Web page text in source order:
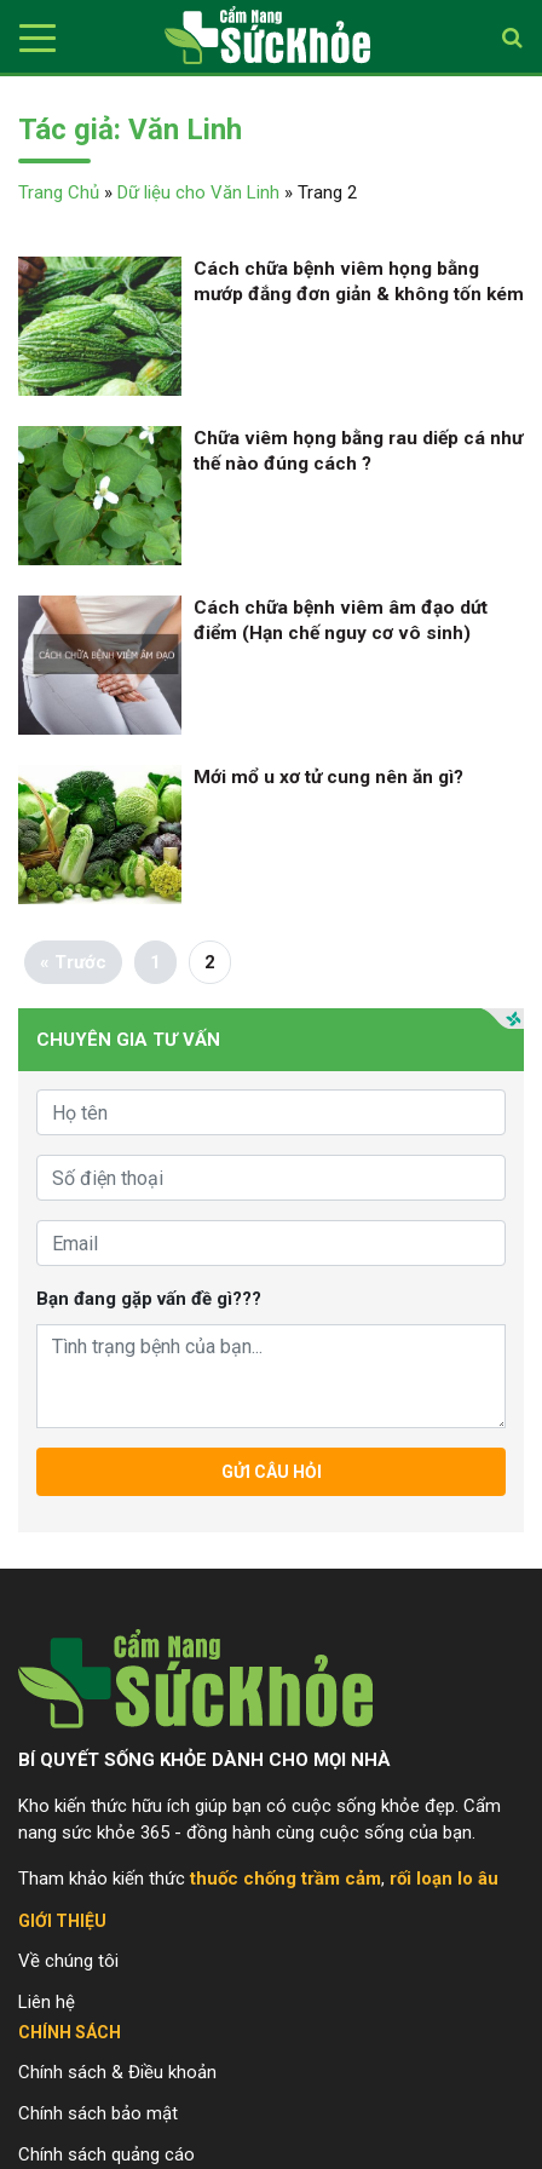
Tác giả: Văn Linh
Trang Chủ » Dữ liệu cho Văn Linh » Trang 2
Cách chữa bệnh viêm họng bằng
mướp đắng đơn giản & không tốn kém
Chữa viêm họng bằng rau diếp cá như
thế nào đúng cách ?
Cách chữa bệnh viêm âm đạo dứt
điểm (Hạn chế nguy cơ vô sinh)
Mới mổ u xơ tử cung nên ăn gì?
« Trước 1 2
CHUYÊN GIA TƯ VẤN
Bạn đang gặp vấn đề gì???
GỬI CÂU HỎI
BÍ QUYẾT SỐNG KHỎE DÀNH CHO MỌI NHÀ
Kho kiến thức hữu ích giúp bạn có cuộc sống khỏe đẹp. Cẩm
nang sức khỏe 365 - đồng hành cùng cuộc sống của bạn.
Tham khảo kiến thứcthuốc chống trầm cảm, rối loạn lo âu
GIỚI THIỆU
Về chúng tôi
Liên hệ
CHÍNH SÁCH
Chính sách & Điều khoản
Chính sách bảo mật
Chính sách quảng cáo